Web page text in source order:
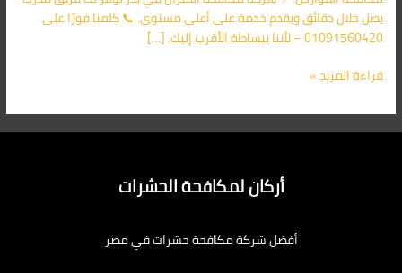
يصل خلال دقائق ويقدم خدمة على أعلى مستوى. 📞 كلمنا فورًا على
01091560420 – لأننا ببساطة الأقرب إليك. […]
قراءة المزيد »
أركان لمكافحة الحشرات
أفضل شركة مكافحة حشرات في مصر